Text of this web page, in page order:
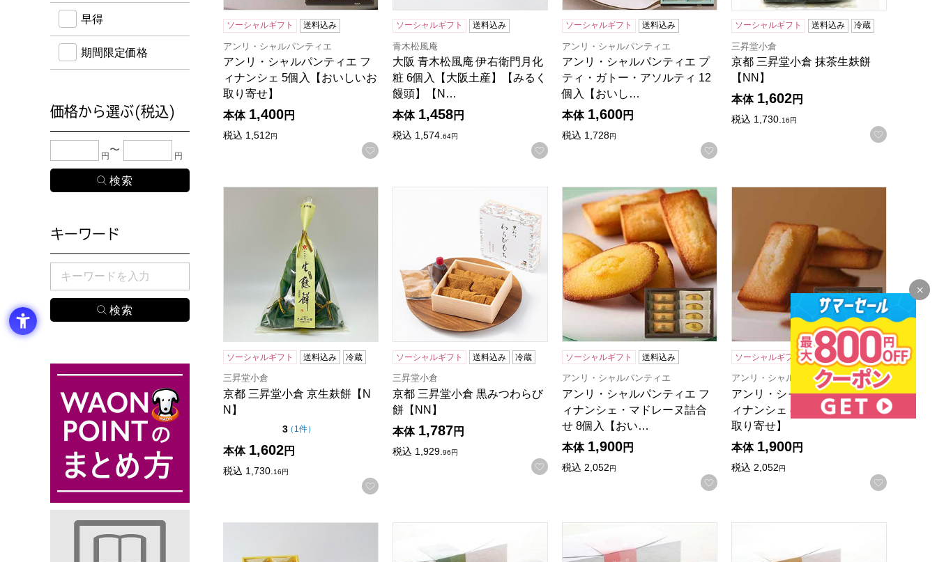
ソーシャルギフト 送料込み
アンリ・シャルパンティエ
アンリ・シャルパンティエ フ
ィナンシェ 5個入【おいしいお
取り寄せ】
本体 1,400円
税込 1,512円
お気に入りに登録する
ソーシャルギフト 送料込み
青木松風庵
大阪 青木松風庵 伊右衛門月化
粧 6個入【大阪土産】【みるく
饅頭】【N…
本体 1,458円
税込 1,574.64円
お気に入りに登録する
ソーシャルギフト 送料込み
アンリ・シャルパンティエ
アンリ・シャルパンティエ プ
ティ・ガトー・アソルティ 12
個入【おいし…
本体 1,600円
税込 1,728円
お気に入りに登録する
ソーシャルギフト 送料込み 冷蔵
三昇堂小倉
京都 三昇堂小倉 抹茶生麸餅
【NN】
本体 1,602円
税込 1,730. 16円
お気に入
京都 三昇堂小倉 京生麸餅【NN】
ソーシャルギフト 送料込み 冷蔵
三昇堂小倉
京都 三昇堂小倉 京生麸餅【N
N】
3点（5点満点中）
（ 1件の評価
）
本体 1,602円
税込 1,730. 16円
お気に入りに登録する
京都 三昇堂小倉 黒みつわらび餅【NN】
ソーシャルギフト 送料込み 冷蔵
三昇堂小倉
京都 三昇堂小倉 黒みつわらび
餅【NN】
本体 1,787円
税込 1,929.96円
お気に入りに登録する
アンリ・シャルパンティエ フィナンシェ・マドレーヌ詰合せ 8個入【おい
ソーシャルギフト 送料込み
アンリ・シャルパンティエ
アンリ・シャルパンティエ フ
ィナンシェ・マドレーヌ詰合
せ 8個入【おい…
本体 1,900円
税込 2,052円
お気に入りに登録する
ソーシャルギフト 送料込み
アンリ・シャルパンティエ
アンリ・シャルパンティエ フ
ィナンシェ 8個入【おいしいお
取り寄せ】
本体 1,900円
税込 2,052円
お気に入
早得
期間限定価格
価格から選ぶ(税込)
下限金額・上限金額のどちらか１つまたは両方に、検索したい金額を入力してください。
円 円
キーワード
検索したい商品のキーワードを入力してください。